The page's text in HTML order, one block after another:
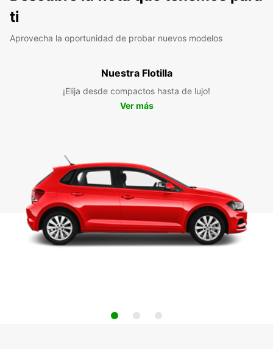
ti
Aprovecha la oportunidad de probar nuevos modelos
Nuestra Flotilla
¡Elija desde compactos hasta de lujo!
Ver más